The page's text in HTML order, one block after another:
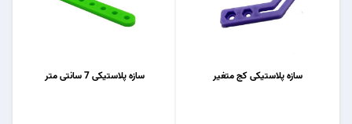
سازه پلاستیکی 7 سانتی متر سازه پلاستیکی کج متغیر